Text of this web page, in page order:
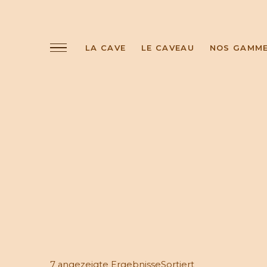
LA CAVE LE CAVEAU NOS
7 angezeigte ErgebnisseSortiert